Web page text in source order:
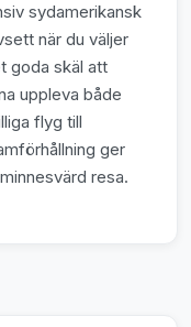
sydamerikansk
när du väljer
goda skäl att
uppleva både
flyg till
ger
resa.